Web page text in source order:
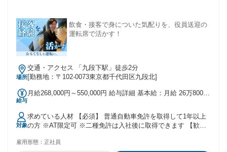
でも始められる点に 魅力を感じ応募しました。当時、二種免
許や 大型免許の取得も考えましたが、資格を取得 した後の将
来が見えにくかったため、まずは 現状で始められる道を選び
ました。 Q. 仕事をする上で、気を付けていることは？ ￣￣
￣￣￣￣￣￣￣￣￣￣￣￣￣￣￣￣￣￣￣ A. 一番気を付けて
いるのは行き先の確認です。 人は誰でも勘違いをしてしまう
ものですし、 特によく行く場所の近くだと間違えてしまう こ
がご乗車された際には必ず 行き先を確認するようにしていま
年のため））
のミドル層、 50代まで幅広く活躍中！ ★面接担当・採用担当
のご紹介★ ~~~~~~~~~~~~~~~~~~~~~ ●趣味：旅行・観光
●好きな食べ物：おにぎり ●経歴：2022年4月入社（新卒） タ
クシードライバー、運行管理者 ハイヤードライバー等幅広い
き出すことを モットーとしている。 ●一言：ぜひ、怖がらず
にチャレンジしてください！ 年齢の条件と理由：あり（例外
飲食・接客で身についた気配りを、役員送迎の
運転席で活かす！
場所
交通・アクセス 「九段下駅」徒歩2分
[勤務地：〒102-0073東京都千代田区九段北]
給与
月給268,000円～550,000円 給与詳細 基本給：月給 26万8000
払われる通勤・皆勤・家族手当金額：なし 全員に一律で支払
われるその他手当金額：あり 【月給】26万8000円～55万円
（一律手当含む） 【入社から3ヶ月間は給料保証！】 入社3ヶ
月は、月給30万円保証です。 入社後も基本的には手当含めて
対象
求めている人材 【必須】 普通自動車免許を取得して1年以上
の方 ※AT限定可 ※二種免許は入社後に取得できます 【歓迎
迎 ・学歴不問 ・ブランクOK ・接客、販売、飲食、ホテル、
雇用形態： 正社員